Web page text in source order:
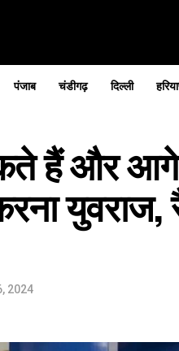
पंजाब चंडीगढ़ दिल्ली
हैं और आगे
2024